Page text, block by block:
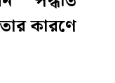
কারণে